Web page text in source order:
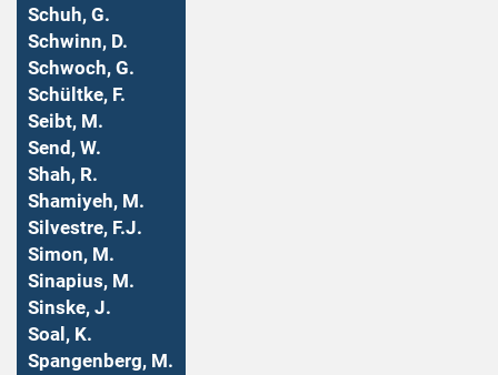
Schuh, G.
Schwinn, D.
Schwoch, G.
Schültke, F.
Seibt, M.
Send, W.
Shah, R.
Shamiyeh, M.
Silvestre, F.J.
Simon, M.
Sinapius, M.
Sinske, J.
Soal, K.
Spangenberg, M.